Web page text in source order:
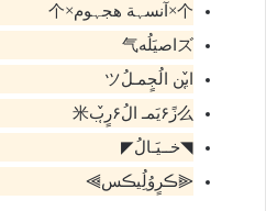
个×آنسہة هجہوم×个
ズاصيَلُه气
ا̜̌بن الُجٍمـلُツ
么زً۶يَمـ الُ۶رٍ̜̌ب米
◥خــيَـالُ◤​
⫷ڪرٍوُلُِيڪس⫸